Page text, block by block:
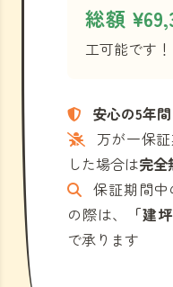
総額
工可能です！
安心の5年
万が一保
した場合は完全
保証期間
の際は、
「建
で承ります